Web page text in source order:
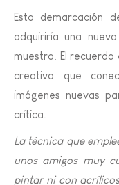
Esta demarcación
adquiriría una
muestra. El recuerdo
creativa que
imágenes nuevas
crítica.
La técnica que
unos amigos muy
pintar ni con